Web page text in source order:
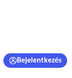
Bejelentkezés